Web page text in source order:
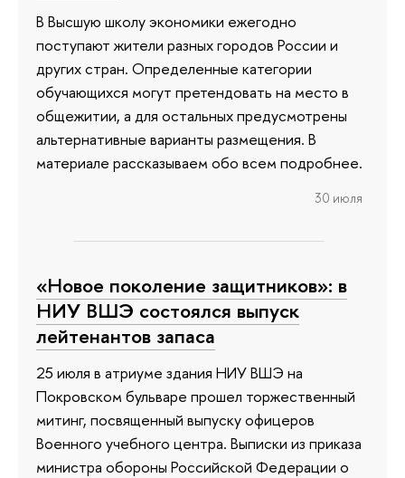
В Высшую школу экономики ежегодно
поступают жители разных городов России и
других стран. Определенные категории
обучающихся могут претендовать на место в
общежитии, а для остальных предусмотрены
альтернативные варианты размещения. В
материале рассказываем обо всем подробнее.
30 июля
«Новое поколение защитников»: в
НИУ ВШЭ состоялся выпуск
лейтенантов запаса
25 июля в атриуме здания НИУ ВШЭ на
Покровском бульваре прошел торжественный
митинг, посвященный выпуску офицеров
Военного учебного центра. Выписки из приказа
министра обороны Российской Федерации о